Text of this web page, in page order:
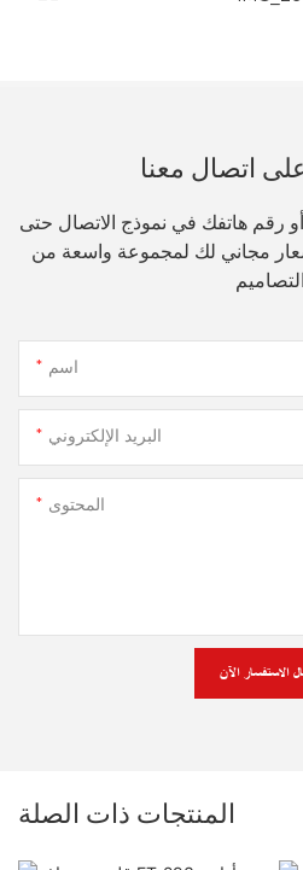
اتصال معنا
رقم هاتفك في نموذج الاتصال حتى
مجاني لك لمجموعة واسعة من
التصاميم
اسم
البريد الإلكتروني
المحتوى
الاستفسار الآن
المنتجات ذات الصلة